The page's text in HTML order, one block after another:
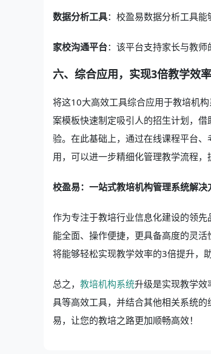
数据分析工具：校盈易数据分析工具
家校沟通平台：该平台支持家长与教
六、综合应用，实现3倍教学效
将这10大高效工具综合应用于教培机
案模板快速制定吸引人的招生计划，
验。在此基础上，通过在线课程平台
用，可以进一步精细化管理教学流程，
校盈易：一站式教培机构管理系统解决
作为专注于教培行业信息化建设的领
能全面、操作便捷，更具备高度的灵
将能够轻松实现教学效率的3倍提升，
总之， 教培机构系统升级是实现教学效
具等高效工具，并结合其他相关系统
易，让您的教培之路更加顺畅高效！